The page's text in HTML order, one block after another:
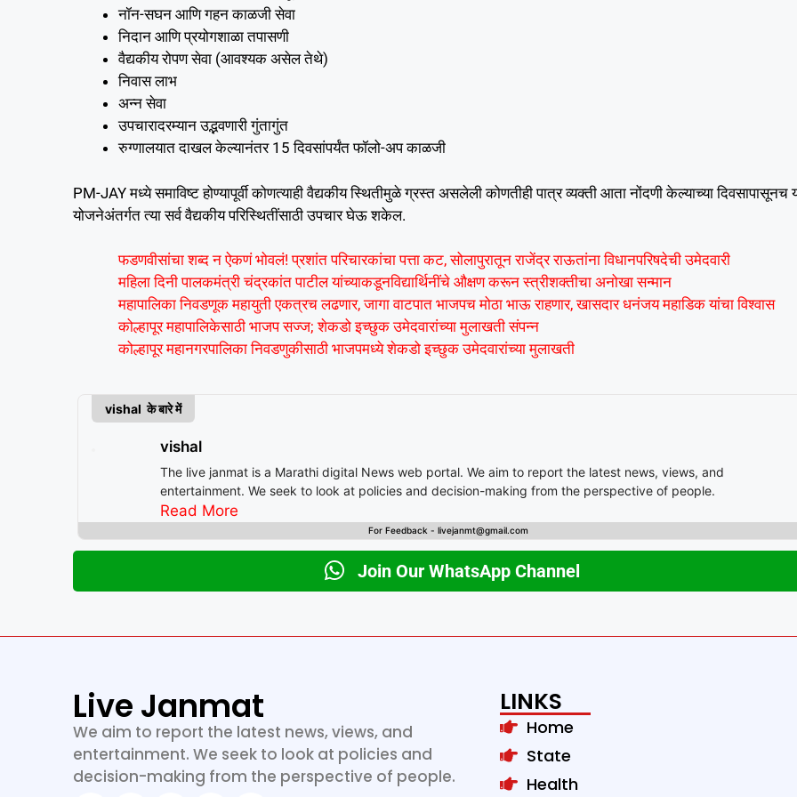
नॉन-सघन आणि गहन काळजी सेवा
निदान आणि प्रयोगशाळा तपासणी
वैद्यकीय रोपण सेवा (आवश्यक असेल तेथे)
निवास लाभ
अन्न सेवा
उपचारादरम्यान उद्भवणारी गुंतागुंत
रुग्णालयात दाखल केल्यानंतर 15 दिवसांपर्यंत फॉलो-अप काळजी
PM-JAY मध्ये समाविष्ट होण्यापूर्वी कोणत्याही वैद्यकीय स्थितीमुळे ग्रस्त असलेली कोणतीही पात्र व्यक्ती आता नोंदणी केल्याच्या दिवसापासूनच
योजनेअंतर्गत त्या सर्व वैद्यकीय परिस्थितींसाठी उपचार घेऊ शकेल.
फडणवीसांचा शब्द न ऐकणं भोवलं! प्रशांत परिचारकांचा पत्ता कट, सोलापुरातून राजेंद्र राऊतांना विधानपरिषदेची उमेदवारी
महिला दिनी पालकमंत्री चंद्रकांत पाटील यांच्याकडूनविद्यार्थिनींचे औक्षण करून स्त्रीशक्तीचा अनोखा सन्मान
महापालिका निवडणूक महायुती एकत्रच लढणार, जागा वाटपात भाजपच मोठा भाऊ राहणार, खासदार धनंजय महाडिक यांचा विश्वास
कोल्हापूर महापालिकेसाठी भाजप सज्ज; शेकडो इच्छुक उमेदवारांच्या मुलाखती संपन्न
कोल्हापूर महानगरपालिका निवडणुकीसाठी भाजपमध्ये शेकडो इच्छुक उमेदवारांच्या मुलाखती
vishal के बारे में
vishal
The live janmat is a Marathi digital News web portal. We aim to report the latest news, views, and
entertainment. We seek to look at policies and decision-making from the perspective of people.
Read More
For Feedback - livejanmt@gmail.com
Join Our WhatsApp Channel
Live Janmat
We aim to report the latest news, views, and
entertainment. We seek to look at policies and
decision-making from the perspective of people.
LINKS
Home
State
Health